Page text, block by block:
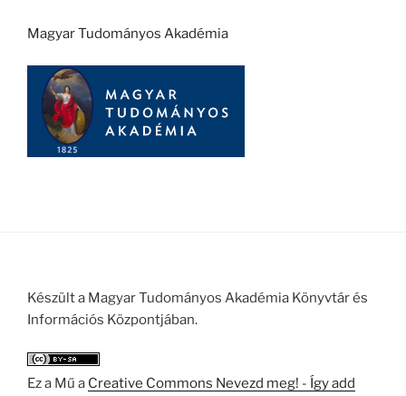
Magyar Tudományos Akadémia
Készült a Magyar Tudományos Akadémia Könyvtár és
Információs Központjában.
Ez a Mű a Creative Commons Nevezd meg! - Így add